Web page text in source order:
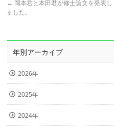
← 岡本君と本田君が修士論文を発表し
ました。
年別アーカイブ
2026年
2025年
2024年